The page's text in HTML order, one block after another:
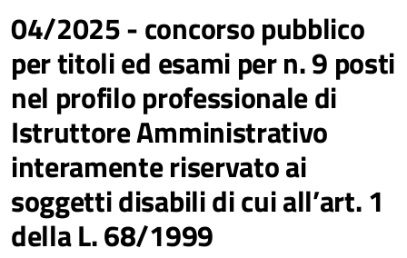
Condividi
sui social
network
Condividi
su
Facebook
Condividi
su
Twitter
Condividi
su
Facebook
Condividi
su
Whatsapp
04/2025 - concorso pubblico
per titoli ed esami per n. 9 posti
nel profilo professionale di
Istruttore Amministrativo
interamente riservato ai
soggetti disabili di cui all’art. 1
della L. 68/1999